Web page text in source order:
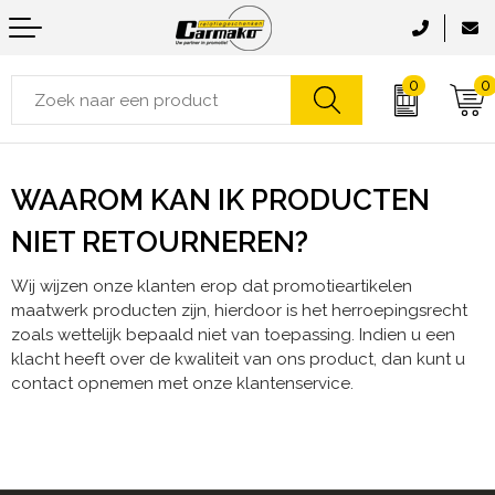
0 0
Anti-stress
Bidons en Sportflessen
Elektronica, Gadgets en USB
Feestartikelen
Fitness
Clutches
Boodschappentassen
Crossbody tassen
Documententassen
Draagtassen
Zwemkleding
Ondergoed en Sokken
Sportaccessoires
Sweaters
Vesten
Horeca textiel en accessoires
Hoteltextiel
Bodywarmers
Broeken en Rokken
Caps, Hoeden en Mutsen
Bodywarmers
Caps, Hoeden en Mutsen
Dekens, Fleecedekens en Kussens
Gezichtsmaskers en mondkapjes
Handschoenen en Sjaals
WAAROM KAN IK PRODUCTEN
NIET RETOURNEREN?
Wij wijzen onze klanten erop dat promotieartikelen
maatwerk producten zijn, hierdoor is het herroepingsrecht
zoals wettelijk bepaald niet van toepassing. Indien u een
klacht heeft over de kwaliteit van ons product, dan kunt u
contact opnemen met onze klantenservice.